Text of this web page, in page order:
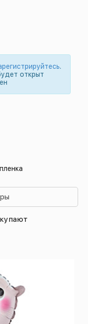
.
открыт